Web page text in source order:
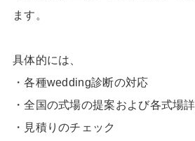
ます。
具体的には、
・各種wedding診断の対応
・全国の式場の提案および各式場
・見積りのチェック